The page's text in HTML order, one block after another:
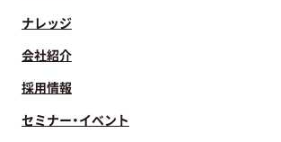
ナレッジ
会社紹介
採用情報
セミナー・イベント